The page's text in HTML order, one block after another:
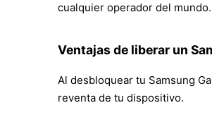
cualquier operador del mundo.
Ventajas de liberar un
Al desbloquear tu Samsung
reventa de tu dispositivo.